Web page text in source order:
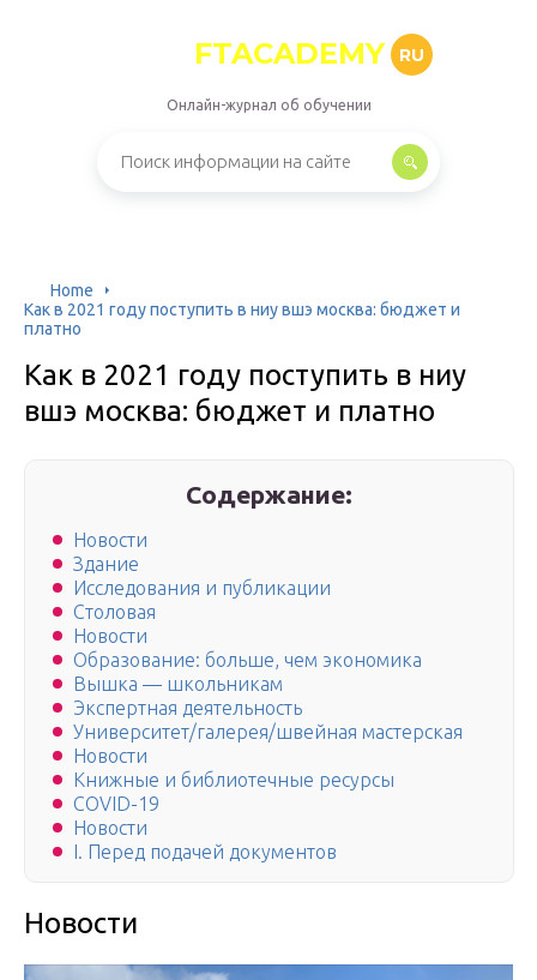
FTACADEMY RU
Онлайн-журнал об обучении
Home
Как в 2021 году поступить в ниу вшэ москва: бюджет и
платно
Как в 2021 году поступить в ниу
вшэ москва: бюджет и платно
Содержание:
Новости
Здание
Исследования и публикации
Столовая
Новости
Образование: больше, чем экономика
Вышка — школьникам
Экспертная деятельность
Университет/галерея/швейная мастерская
Новости
Книжные и библиотечные ресурсы
COVID-19
Новости
I. Перед подачей документов
Новости